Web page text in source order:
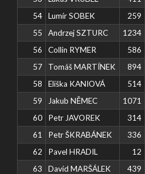
54
Lumír SOBEK 259
55
Andrzej SZTURC 1234
56
Collin RYMER 586
57
Tomáš MARTÍNEK 894
58
Eliška KANIOVÁ 514
59
Jakub NĚMEC 1071
60
Petr JAVOREK 314
61
Petr ŠKRABÁNEK 336
62
Pavel HRADIL 12
63
David MARŠÁLEK 439